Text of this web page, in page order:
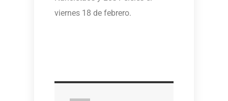
viernes 18 de febrero.